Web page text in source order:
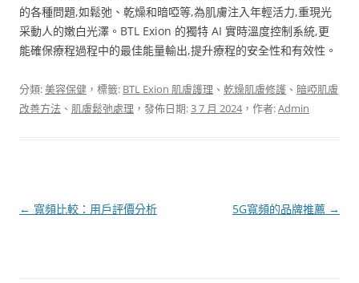
的各種問題,如鬆弛、乾燥和暗啞等,為肌膚注入年輕活力,重現光
采動人的嫩白光澤。BTL Exion 的獨特 AI 實時溫度控制系統,更
能確保療程過程中的最佳能量輸出,提升療程的安全性和有效性。
分類:美容保健 ，標籤: BTL Exion 肌膚護理 、 乾燥肌膚修護 、 暗啞肌膚
改善方法 、 肌膚鬆弛處理 ，發佈日期:3 7 月 2024，作者:Admin
文
← 寬頻比較：用戶評價分析 5G寬頻的品牌推薦 →